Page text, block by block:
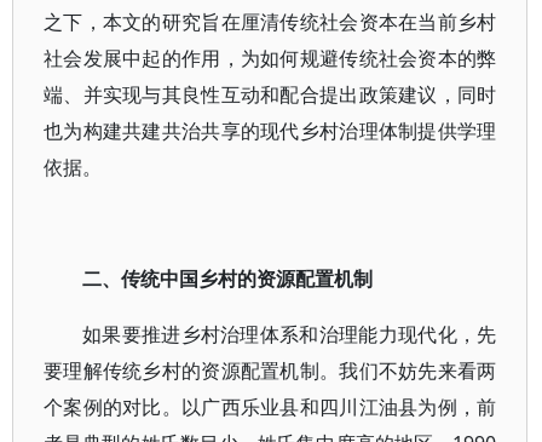
之下，本文的研究旨在厘清传统社会资本在当前乡村
社会发展中起的作用，为如何规避传统社会资本的弊
端、并实现与其良性互动和配合提出政策建议，同时
也为构建共建共治共享的现代乡村治理体制提供学理
依据。
二、传统中国乡村的资源配置机制
如果要推进乡村治理体系和治理能力现代化，先
要理解传统乡村的资源配置机制。我们不妨先来看两
个案例的对比。以广西乐业县和四川江油县为例，前